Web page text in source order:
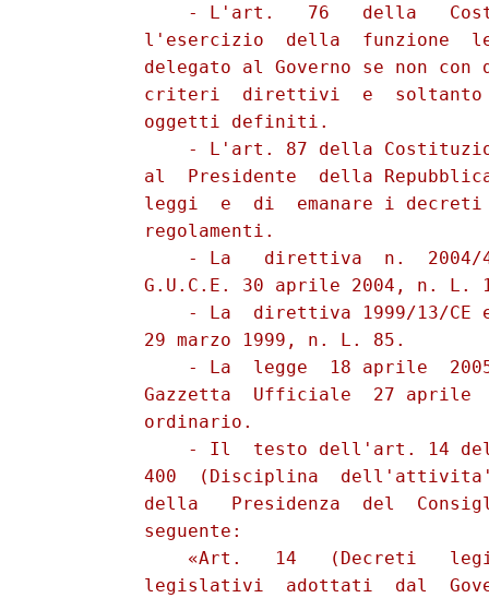
- L'art.   76   della
l'esercizio  della  funzione
delegato al Governo se non con
criteri  direttivi  e
          oggetti definiti.
- L'art. 87 della
al  Presidente  della
leggi  e  di  emanare i
          regolamenti.
- La   direttiva  n.
G.U.C.E. 30 aprile 2004, n. L.
- La  direttiva 1999/13/CE
          29 marzo 1999, n. L. 85.
- La  legge  18 aprile
Gazzetta  Ufficiale  27 aprile
          ordinario.
- Il  testo dell'art. 14
400  (Disciplina
della   Presidenza  del
          seguente:
«Art.   14   (Decreti
legislativi  adottati  dal